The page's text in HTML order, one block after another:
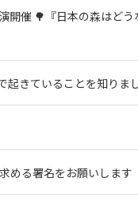
開催 🌳『日本の森はど
起きていることを知りま
める署名をお願いします